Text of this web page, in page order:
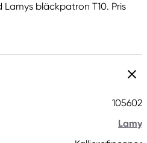
Lamys bläckpatron T10. Pris
105602
Lamy